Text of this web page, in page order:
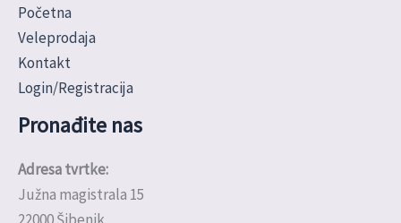
Početna
Veleprodaja
Kontakt
Login/Registracija
Pronađite nas
Adresa tvrtke:
Južna magistrala 15